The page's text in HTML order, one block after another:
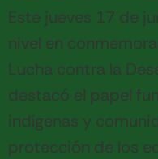
Este jueves 17 de
nivel en
Lucha contra la
destacó el papel
indígenas y
protección de los